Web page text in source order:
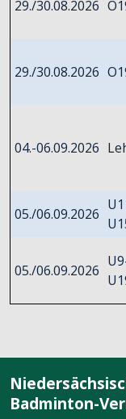
29./30.08.2026
29./30.08.2026
04.-06.09.2026
05./06.09.2026
05./06.09.2026
Badminton-